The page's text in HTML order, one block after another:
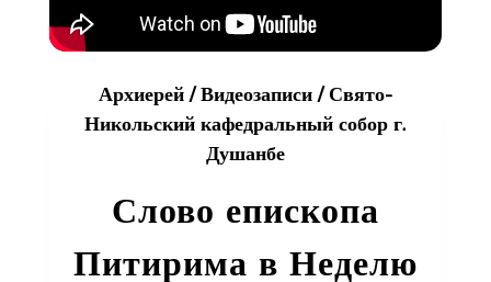
Архиерей/Видеозаписи/Свято-
Никольский кафедральный собор г.
Душанбе
Слово епископа
Питирима в Неделю